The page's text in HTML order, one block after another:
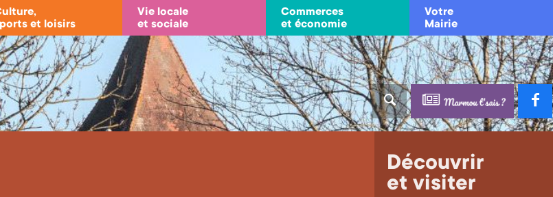
et loisirs
Vie locale
et sociale
Commerces
et économie
Votre
Mairie
Découvrir
et visiter